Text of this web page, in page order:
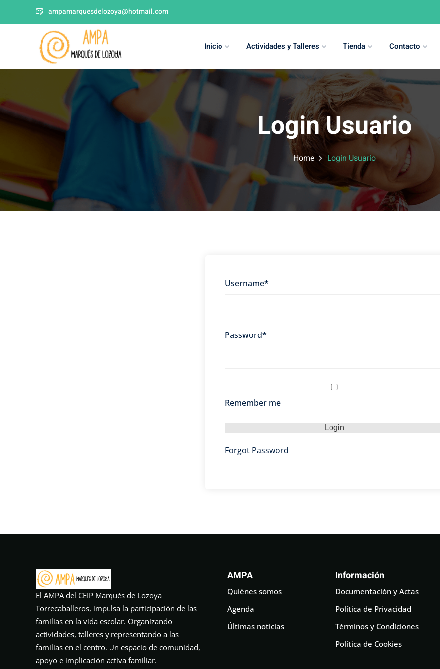
ampamarquesdelozoya@hotmail.com
Inicio Actividades y Talleres Tienda Contacto
Login Usuario
Home Login Usuario
Username*
Password*
Remember me
Forgot Password
El AMPA del CEIP Marqués de Lozoya
Torrecaballeros, impulsa la participación de las
familias en la vida escolar. Organizando
actividades, talleres y representando a las
familias en el centro. Un espacio de comunidad,
apoyo e implicación activa familiar.
AMPA
Quiénes somos
Agenda
Últimas noticias
Información
Documentación y Actas
Política de Privacidad
Términos y Condiciones
Política de Cookies
Sign in Sign up
Sign in
Don’t have an account? Sign up